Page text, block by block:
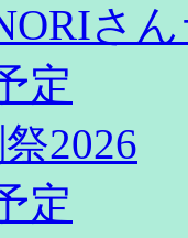
さ
定
2026
定